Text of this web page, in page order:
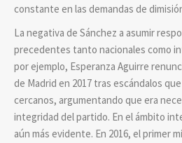
constante en las demandas de
La negativa de Sánchez a asumir
precedentes tanto nacionales como
por ejemplo, Esperanza Aguirre
de Madrid en 2017 tras escándalos
cercanos, argumentando que era
integridad del partido. En el ámbito
aún más evidente. En 2016, el primer